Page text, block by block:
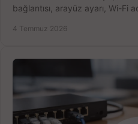
bağlantısı, arayüz ayarı, Wi-Fi
4 Temmuz 2026